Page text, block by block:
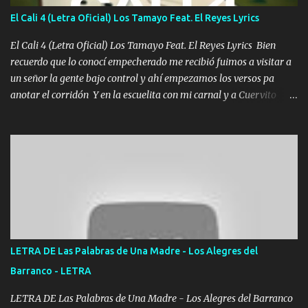
aunque ustedes no sepan Pero la vida es muy corta Hay que
echarle chingazos Y seguir trabajando porque nada es...
El Cali 4 (Letra Oficial) Los Tamayo Feat. El Reyes Lyrics
El Cali 4 (Letra Oficial) Los Tamayo Feat. El Reyes Lyrics Bien
recuerdo que lo conocí empecherado me recibió fuimos a visitar a
un señor la gente bajo control y ahí empezamos los versos pa
anotar el corridón Y en la escuelita con mi carnal y a Cuervito
verde se le extraña pa que sepan Aquí Pura GENTE DE LA RANA 🐸
POR CLAVE ES EL CALI 4 EN LA CIUDAD TIJUANA Música Al
tirante andamos mi carnal atento a cualquier necesidad no porque
se ve limpio el camino nos confiamos al andar y nunca con la
misma piedra me vuelvo a tropezar Cuando ando de enamorado
en corto me tiró a per...
LETRA DE Las Palabras de Una Madre - Los Alegres del
Barranco - LETRA
LETRA DE Las Palabras de Una Madre - Los Alegres del Barranco